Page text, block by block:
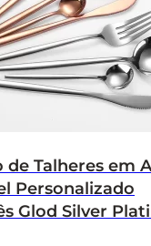
Talheres em
Personalizado
Glod Silver